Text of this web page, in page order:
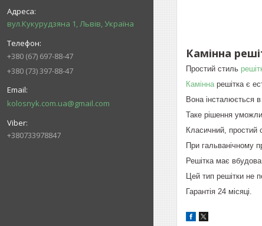
вул.Кукурудзяна 1, Львів, Україна
+380 (67) 697-88-47
+380 (73) 397-88-47
kolosnyk.com.ua@gmail.com
+380733978847
Камінна
Простий стиль
Камінна решітка є
Вона інсталюється в
Таке рішення
Класичний, простий
При гальванічному
Решітка має
Цей тип решітки не
Гарантія 24 місяці.